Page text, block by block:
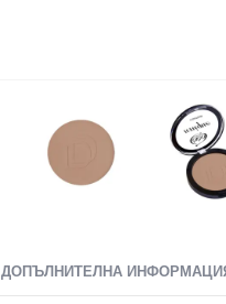
ДОПЪЛНИТЕЛНА